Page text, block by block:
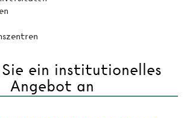
Sie ein institutionelles
Angebot an